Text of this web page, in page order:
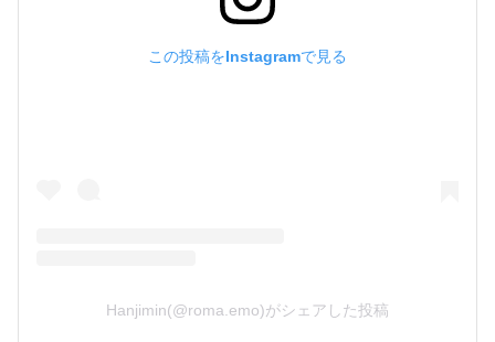
この投稿をInstagramで見る
Hanjimin(@roma.emo)がシェアした投稿